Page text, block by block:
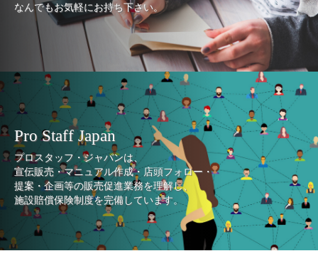
なんでもお気軽にお持ち下さい。
Pro Staff Japan
プロスタッフ・ジャパンは、
宣伝販売・マニュアル作成・店頭フォロー・
提案・企画等の販売促進業務を理解し、
施設賠償保険制度を完備しています。